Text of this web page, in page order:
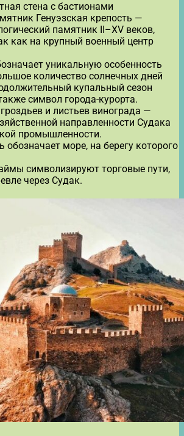
стена с бастионами
Генуэзская крепость —
памятник II–XV веков,
как на крупный военный центр
уникальную особенность
количество солнечных дней
купальный сезон
символ города-курорта.
и листьев винограда —
направленности Судака
промышленности.
обозначает море, на берегу которого
символизируют торговые пути,
через Судак.